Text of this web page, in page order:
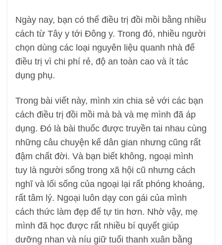
Ngày nay, bạn có thể điều trị đồi mồi bằng nhiều
cách từ Tây y tới Đông y. Trong đó, nhiều người
chọn dùng các loại nguyên liệu quanh nhà để
điều trị vì chi phí rẻ, độ an toàn cao và ít tác
dụng phụ.
Trong bài viết này, mình xin chia sẻ với các bạn
cách điều trị đồi mồi mà bà và mẹ mình đã áp
dụng. Đó là bài thuốc được truyền tai nhau cùng
những câu chuyện kể dân gian nhưng cũng rất
đậm chất đời. Và bạn biết không, ngoại mình
tuy là người sống trong xã hội cũ nhưng cách
nghĩ và lối sống của ngoại lại rất phóng khoáng,
rất tâm lý. Ngoại luôn dạy con gái của mình
cách thức làm đẹp để tự tin hơn. Nhờ vậy, mẹ
mình đã học được rất nhiều bí quyết giúp
dưỡng nhan và níu giữ tuổi thanh xuân bằng